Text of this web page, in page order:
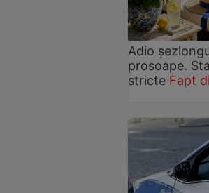
Adio
prosoape.
stricte Fapt